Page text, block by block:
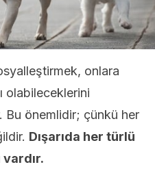
onlara
olabileceklerini
Bu önemlidir; çünkü her
Dışarıda her türlü